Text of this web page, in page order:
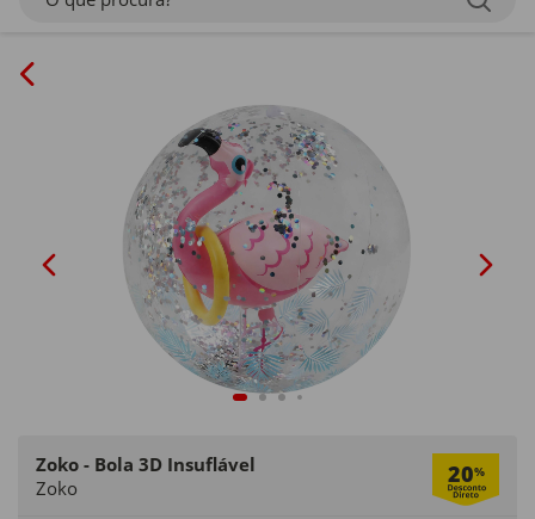
Zoko - Bola 3D Insuflável 20%
Zoko